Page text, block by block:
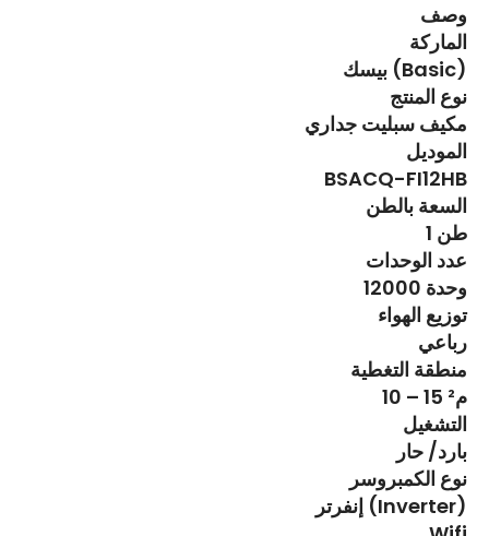
وصف
الماركة
بيسك (Basic)
نوع المنتج
مكيف سبليت جداري
الموديل
BSACQ-FI12HB
السعة بالطن
1 طن
عدد الوحدات
12000 وحدة
توزيع الهواء
رباعي
منطقة التغطية
10 – 15 م²
التشغيل
بارد/ حار
نوع الكمبروسر
إنفرتر (Inverter)